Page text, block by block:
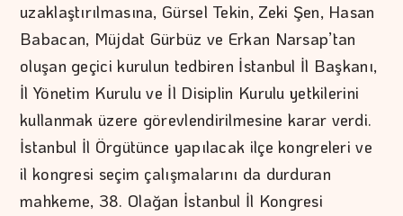
uzaklaştırılmasına, Gürsel Tekin, Zeki Şen, Hasan
Babacan, Müjdat Gürbüz ve Erkan Narsap’tan
oluşan geçici kurulun tedbiren İstanbul İl Başkanı,
İl Yönetim Kurulu ve İl Disiplin Kurulu yetkilerini
kullanmak üzere görevlendirilmesine karar verdi.
İstanbul İl Örgütünce yapılacak ilçe kongreleri ve
il kongresi seçim çalışmalarını da durduran
mahkeme, 38. Olağan İstanbul İl Kongresi